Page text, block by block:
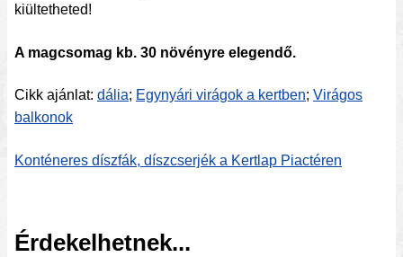
kiültetheted!
A magcsomag kb. 30 növényre elegendő.
Cikk ajánlat: dália; Egynyári virágok a kertben; Virágos
balkonok
Konténeres díszfák, díszcserjék a Kertlap Piactéren
Érdekelhetnek...